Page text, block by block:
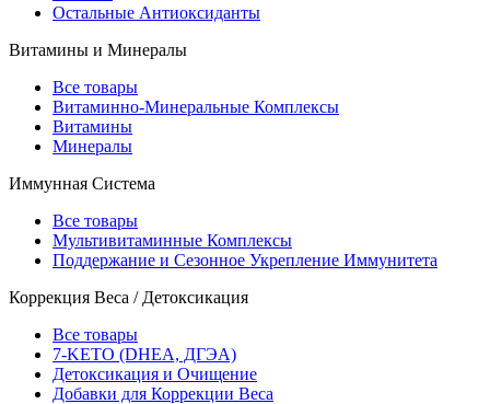
Остальные Антиоксиданты
Витамины и Минералы
Все товары
Витаминно-Минеральные Комплексы
Витамины
Минералы
Иммунная Система
Все товары
Мультивитаминные Комплексы
Поддержание и Сезонное Укрепление Иммунитета
Коррекция Веса / Детоксикация
Все товары
7-KETO (DHEA, ДГЭА)
Детоксикация и Очищение
Добавки для Коррекции Веса